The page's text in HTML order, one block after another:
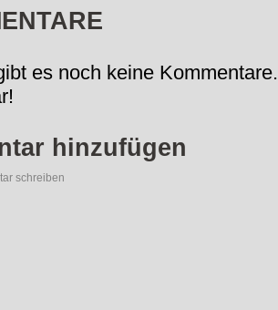
es noch keine
hinzufügen
schreiben